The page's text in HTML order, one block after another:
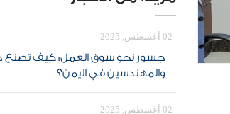
02 أغسطس, 2025
جسور نحو سوق العمل: كيف تصنع
والمهندسين في اليمن؟
02 أغسطس, 2025